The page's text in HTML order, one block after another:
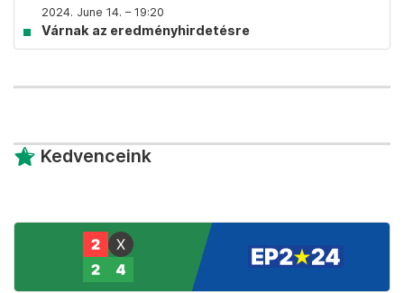
2024. June 14. – 19:20
Várnak az eredményhirdetésre
Kedvenceink